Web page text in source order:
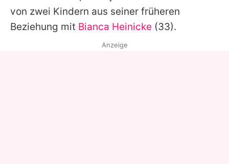
von zwei Kindern aus seiner früheren
Beziehung mit Bianca Heinicke (33).
Anzeige